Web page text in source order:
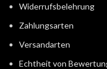
Widerrufsbelehrung
Zahlungsarten
Versandarten
Echtheit von